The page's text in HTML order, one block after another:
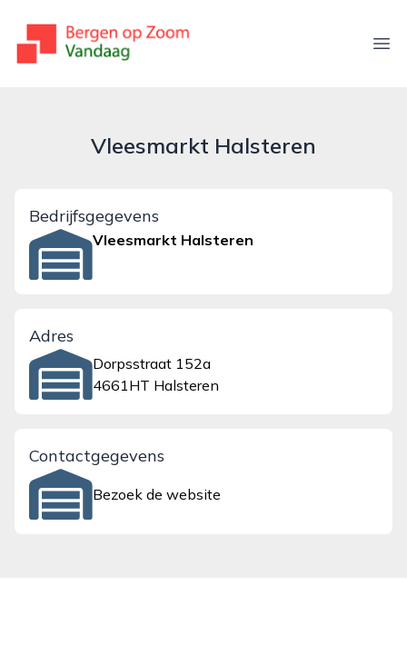
bergenopzoomvandaag.nl
Vleesmarkt Halsteren
Bedrijfsgegevens
Vleesmarkt Halsteren
Adres
Dorpsstraat 152a
4661HT Halsteren
Contactgegevens
Bezoek de website